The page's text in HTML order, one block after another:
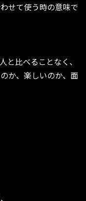
せて使う時の意味で
と比べることなく、
か、楽しいのか、面